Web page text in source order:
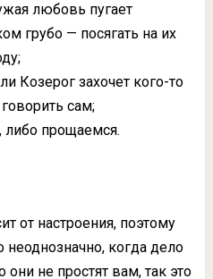
любовь пугает
грубо — посягать на их
Козерог захочет кого-то
сам;
либо прощаемся.
от настроения, поэтому
неоднозначно, когда дело
не простят вам, так это